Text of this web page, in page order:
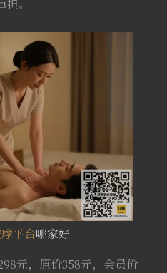
。
平台哪家好
元，原价358元，会员价